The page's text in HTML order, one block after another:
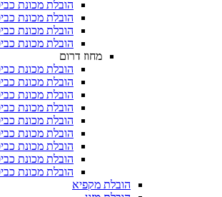
הובלת מכונת
הובלת מכונת
הובלת מכונת
הובלת מכונת
מחוז דרום
הובלת מכונת
הובלת מכונת
הובלת מכונת
הובלת מכונת
הובלת מכונת
הובלת מכונת
הובלת מכונת
הובלת מכונת
הובלת מכונת
הובלת מקפיא​